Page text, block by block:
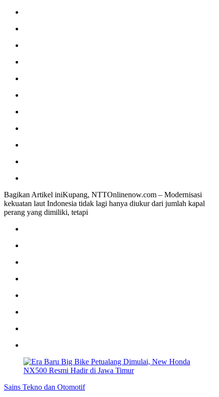
Bagikan Artikel iniKupang, NTTOnlinenow.com – Modernisasi
kekuatan laut Indonesia tidak lagi hanya diukur dari jumlah kapal
perang yang dimiliki, tetapi
Sains Tekno dan Otomotif